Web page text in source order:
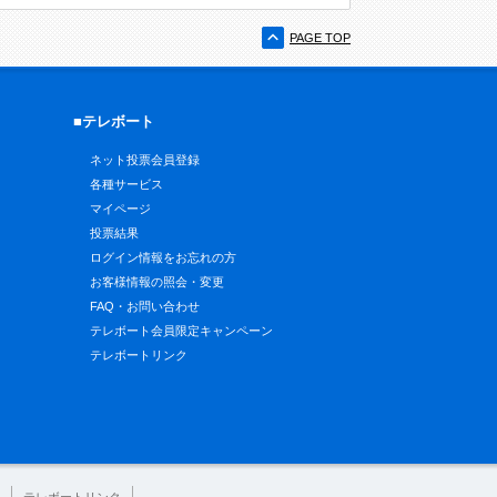
PAGE TOP
■テレボート
ネット投票会員登録
各種サービス
マイページ
投票結果
ログイン情報をお忘れの方
お客様情報の照会・変更
FAQ・お問い合わせ
テレボート会員限定キャンペーン
テレボートリンク